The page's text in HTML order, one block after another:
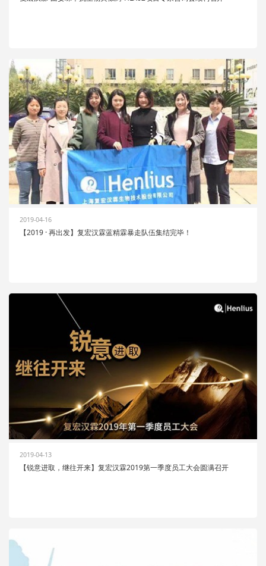
2019-04-16
【2019 · 再出发】复宏汉霖蓝精霖暴走队伍集结完毕！
2019-04-13
【锐意进取，继往开来】复宏汉霖2019第一季度员工大会圆满召开